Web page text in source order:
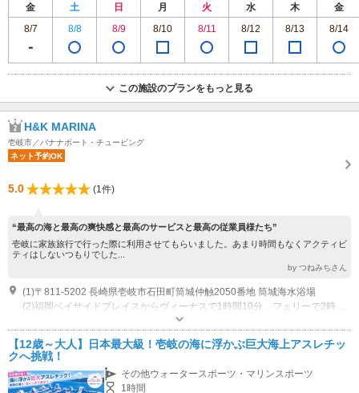
金 土 日 月 火 水 木
金
8/7
8/8 8/9 8/10 8/11 8/12 8/13 8/14
この施設のプランをもっと見る
H&K MARINA
壱岐市／バナナボート・チュービング
ネット予約OK
5.0 (1件)
“最高の海と最高の爽快感と最高のサービスと最高の従業員様たち”
壱岐に家族旅行で行った際に利用させてもらいました。あまり時間もなくアクティビ
ティはしないつもりでした...
by つねみちさん
(1)〒811-5202 長崎県壱岐市石田町筒城仲触2050番地 筒城海水浴場
【12歳～大人】日本最大級！壱岐の海に浮かぶ巨大海上アスレチッ
クへ挑戦！
その他ウォータースポーツ・マリンスポーツ
1時間